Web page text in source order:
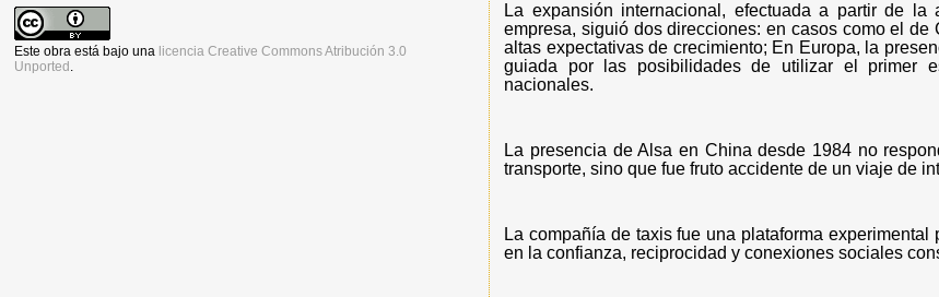
La expansión internacional, efectuada a partir de
empresa, siguió dos direcciones: en casos como el
altas expectativas de crecimiento; En Europa, la
guiada por las posibilidades de utilizar el primer
nacionales.
La presencia de Alsa en China desde 1984 no
transporte, sino que fue fruto accidente de un viaje de
La compañía de taxis fue una plataforma
en la confianza, reciprocidad y conexiones sociales
Este obra está bajo una licencia Creative Commons Atribución 3.0
Unported .